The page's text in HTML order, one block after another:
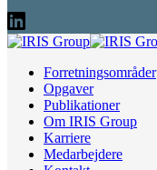
Forretningsområder
Opgaver
Publikationer
Om IRIS Group
Karriere
Medarbejdere